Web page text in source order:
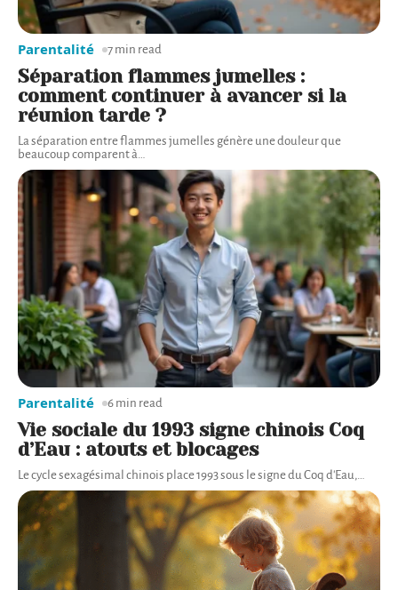
Séparation flammes jumelles :
comment continuer à avancer si la
réunion tarde ?
La séparation entre flammes jumelles génère une douleur que
beaucoup comparent à…
Parentalité 7 min read
Vie sociale du 1993 signe chinois Coq
d’Eau : atouts et blocages
Le cycle sexagésimal chinois place 1993 sous le signe du Coq d'Eau,…
Parentalité 6 min read